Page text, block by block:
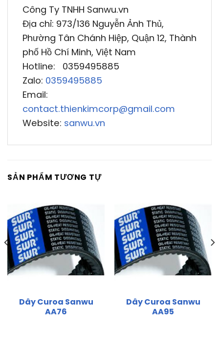
Công Ty TNHH Sanwu.vn
Địa chỉ: 973/136 Nguyễn Ảnh Thủ,
Phường Tân Chánh Hiệp, Quận 12, Thành
phố Hồ Chí Minh, Việt Nam
Hotline: 0359495885
Zalo: 0359495885
Email:
contact.thienkimcorp@gmail.com
Website: sanwu.vn
SẢN PHẨM TƯƠNG TỰ
Dây Curoa Sanwu
AA76
Dây Curoa Sanwu
AA95